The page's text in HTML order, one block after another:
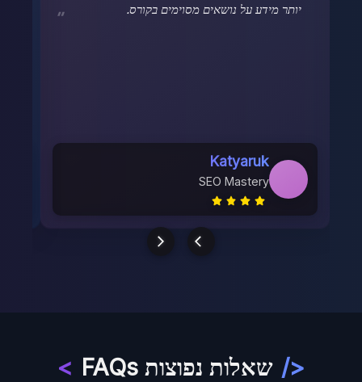
יותר מידע על נושאים מסוימים בקורס.
Katyaruk
SEO Mastery
</ שאלות נפוצות FAQs >